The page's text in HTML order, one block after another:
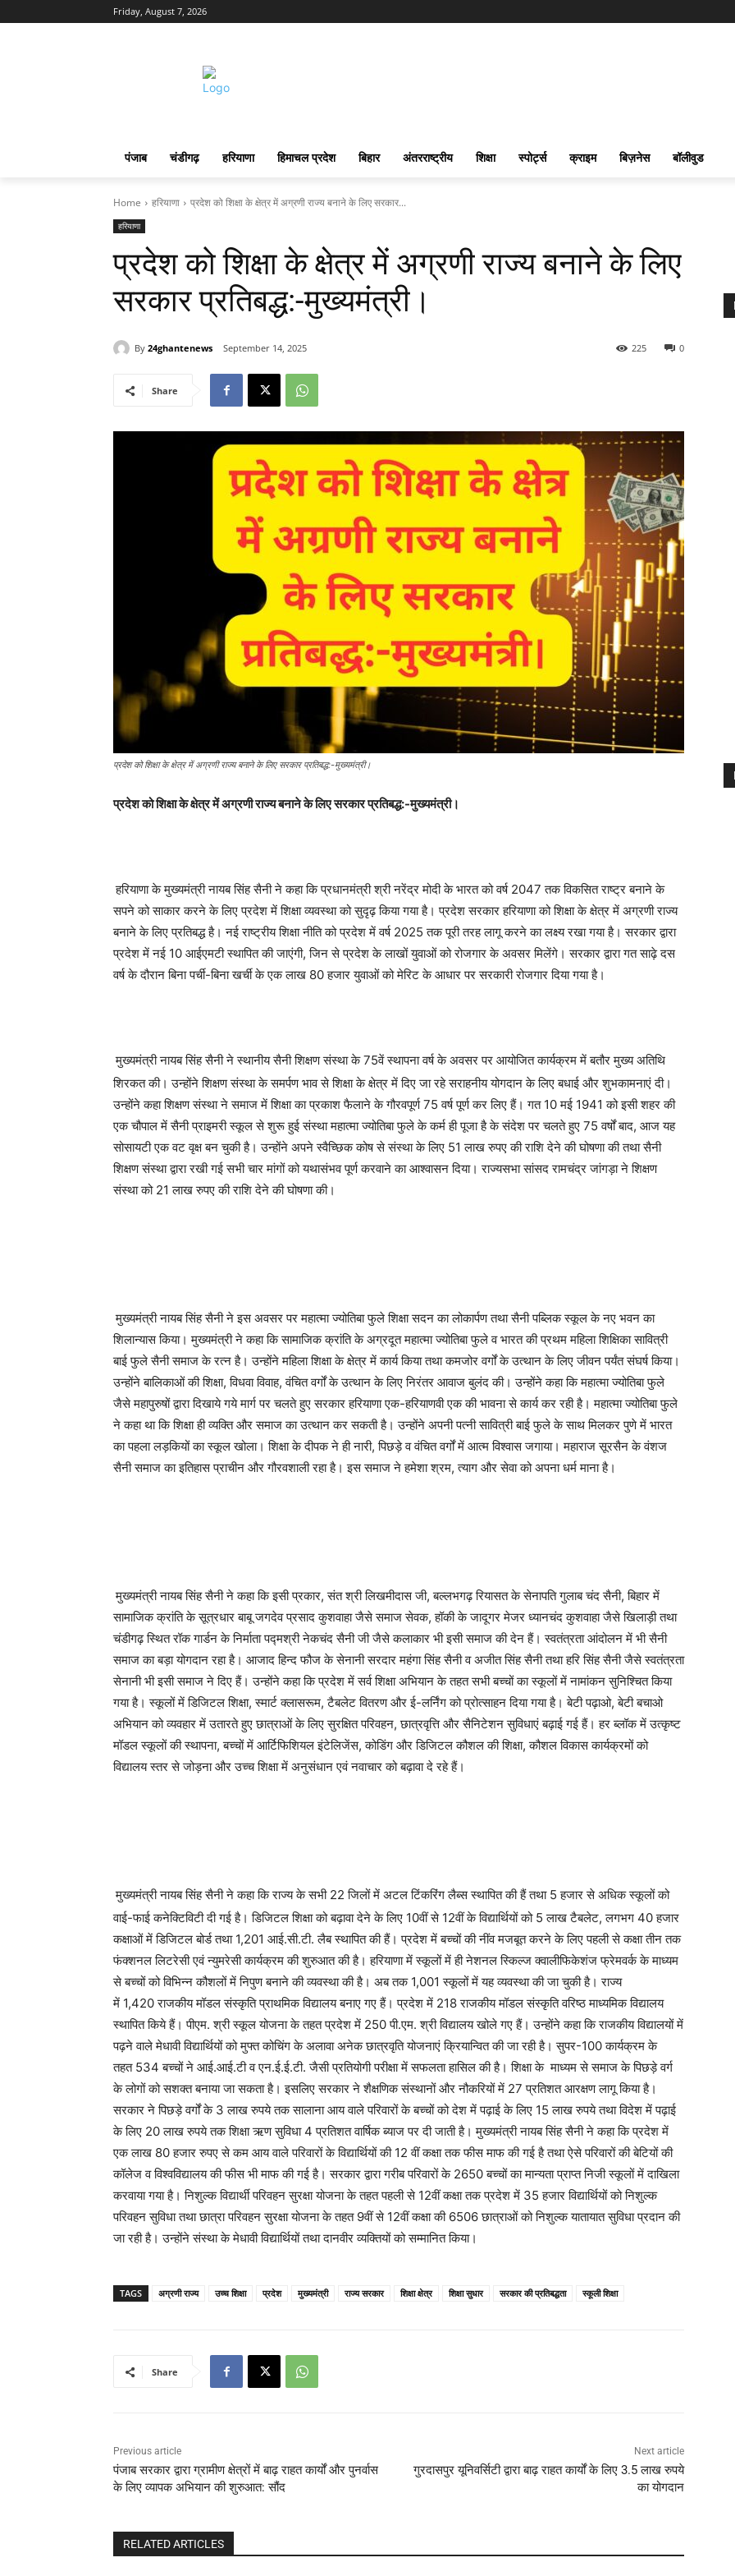
Friday, August 7, 2026
पंजाब चंडीगढ़ हरियाणा हिमाचल प्रदेश बिहार अंतरराष्ट्रीय शिक्षा स्पोर्ट्स क्राइम बिज़नेस बॉलीवुड
Home हरियाणा प्रदेश को शिक्षा के क्षेत्र में अग्रणी राज्य बनाने के लिए सरकार...
हरियाणा
प्रदेश को शिक्षा के क्षेत्र में अग्रणी राज्य बनाने के लिए
सरकार प्रतिबद्ध:-मुख्यमंत्री।
By 24ghantenews September 14, 2025 0
225
Share
प्रदेश को शिक्षा के क्षेत्र में अग्रणी राज्य बनाने के लिए सरकार प्रतिबद्ध:-मुख्यमंत्री।
प्रदेश को शिक्षा के क्षेत्र में अग्रणी राज्य बनाने के लिए सरकार प्रतिबद्ध:-मुख्यमंत्री।
हरियाणा के मुख्यमंत्री नायब सिंह सैनी ने कहा कि प्रधानमंत्री श्री नरेंद्र मोदी के भारत को वर्ष 2047 तक विकसित राष्ट्र बनाने के
सपने को साकार करने के लिए प्रदेश में शिक्षा व्यवस्था को सुदृढ़ किया गया है। प्रदेश सरकार हरियाणा को शिक्षा के क्षेत्र में अग्रणी राज्य
बनाने के लिए प्रतिबद्ध है। नई राष्ट्रीय शिक्षा नीति को प्रदेश में वर्ष 2025 तक पूरी तरह लागू करने का लक्ष्य रखा गया है। सरकार द्वारा
प्रदेश में नई 10 आईएमटी स्थापित की जाएंगी, जिन से प्रदेश के लाखों युवाओं को रोजगार के अवसर मिलेंगे। सरकार द्वारा गत साढ़े दस
वर्ष के दौरान बिना पर्ची-बिना खर्ची के एक लाख 80 हजार युवाओं को मेरिट के आधार पर सरकारी रोजगार दिया गया है।
मुख्यमंत्री नायब सिंह सैनी ने स्थानीय सैनी शिक्षण संस्था के 75वें स्थापना वर्ष के अवसर पर आयोजित कार्यक्रम में बतौर मुख्य अतिथि
शिरकत की। उन्होंने शिक्षण संस्था के समर्पण भाव से शिक्षा के क्षेत्र में दिए जा रहे सराहनीय योगदान के लिए बधाई और शुभकामनाएं दी।
उन्होंने कहा शिक्षण संस्था ने समाज में शिक्षा का प्रकाश फैलाने के गौरवपूर्ण 75 वर्ष पूर्ण कर लिए हैं। गत 10 मई 1941 को इसी शहर की
एक चौपाल में सैनी प्राइमरी स्कूल से शुरू हुई संस्था महात्मा ज्योतिबा फुले के कर्म ही पूजा है के संदेश पर चलते हुए 75 वर्षों बाद, आज यह
सोसायटी एक वट वृक्ष बन चुकी है। उन्होंने अपने स्वैच्छिक कोष से संस्था के लिए 51 लाख रुपए की राशि देने की घोषणा की तथा सैनी
शिक्षण संस्था द्वारा रखी गई सभी चार मांगों को यथासंभव पूर्ण करवाने का आश्वासन दिया। राज्यसभा सांसद रामचंद्र जांगड़ा ने शिक्षण
संस्था को 21 लाख रुपए की राशि देने की घोषणा की।
मुख्यमंत्री नायब सिंह सैनी ने इस अवसर पर महात्मा ज्योतिबा फुले शिक्षा सदन का लोकार्पण तथा सैनी पब्लिक स्कूल के नए भवन का
शिलान्यास किया। मुख्यमंत्री ने कहा कि सामाजिक क्रांति के अग्रदूत महात्मा ज्योतिबा फुले व भारत की प्रथम महिला शिक्षिका सावित्री
बाई फुले सैनी समाज के रत्न है। उन्होंने महिला शिक्षा के क्षेत्र में कार्य किया तथा कमजोर वर्गों के उत्थान के लिए जीवन पर्यंत संघर्ष किया।
उन्होंने बालिकाओं की शिक्षा, विधवा विवाह, वंचित वर्गों के उत्थान के लिए निरंतर आवाज बुलंद की। उन्होंने कहा कि महात्मा ज्योतिबा फुले
जैसे महापुरुषों द्वारा दिखाये गये मार्ग पर चलते हुए सरकार हरियाणा एक-हरियाणवी एक की भावना से कार्य कर रही है। महात्मा ज्योतिबा फुले
ने कहा था कि शिक्षा ही व्यक्ति और समाज का उत्थान कर सकती है। उन्होंने अपनी पत्नी सावित्री बाई फुले के साथ मिलकर पुणे में भारत
का पहला लड़कियों का स्कूल खोला। शिक्षा के दीपक ने ही नारी, पिछड़े व वंचित वर्गों में आत्म विश्वास जगाया। महाराज सूरसैन के वंशज
सैनी समाज का इतिहास प्राचीन और गौरवशाली रहा है। इस समाज ने हमेशा श्रम, त्याग और सेवा को अपना धर्म माना है।
मुख्यमंत्री नायब सिंह सैनी ने कहा कि इसी प्रकार, संत श्री लिखमीदास जी, बल्लभगढ़ रियासत के सेनापति गुलाब चंद सैनी, बिहार में
सामाजिक क्रांति के सूत्रधार बाबू जगदेव प्रसाद कुशवाहा जैसे समाज सेवक, हॉकी के जादूगर मेजर ध्यानचंद कुशवाहा जैसे खिलाड़ी तथा
चंडीगढ़ स्थित रॉक गार्डन के निर्माता पद्मश्री नेकचंद सैनी जी जैसे कलाकार भी इसी समाज की देन हैं। स्वतंत्रता आंदोलन में भी सैनी
समाज का बड़ा योगदान रहा है। आजाद हिन्द फौज के सेनानी सरदार महंगा सिंह सैनी व अजीत सिंह सैनी तथा हरि सिंह सैनी जैसे स्वतंत्रता
सेनानी भी इसी समाज ने दिए हैं। उन्होंने कहा कि प्रदेश में सर्व शिक्षा अभियान के तहत सभी बच्चों का स्कूलों में नामांकन सुनिश्चित किया
गया है। स्कूलों में डिजिटल शिक्षा, स्मार्ट क्लासरूम, टैबलेट वितरण और ई-लर्निंग को प्रोत्साहन दिया गया है। बेटी पढ़ाओ, बेटी बचाओ
अभियान को व्यवहार में उतारते हुए छात्राओं के लिए सुरक्षित परिवहन, छात्रवृत्ति और सैनिटेशन सुविधाएं बढ़ाई गई हैं। हर ब्लॉक में उत्कृष्ट
मॉडल स्कूलों की स्थापना, बच्चों में आर्टिफिशियल इंटेलिजेंस, कोडिंग और डिजिटल कौशल की शिक्षा, कौशल विकास कार्यक्रमों को
विद्यालय स्तर से जोड़ना और उच्च शिक्षा में अनुसंधान एवं नवाचार को बढ़ावा दे रहे हैं।
मुख्यमंत्री नायब सिंह सैनी ने कहा कि राज्य के सभी 22 जिलों में अटल टिंकरिंग लैब्स स्थापित की हैं तथा 5 हजार से अधिक स्कूलों को
वाई-फाई कनेक्टिविटी दी गई है। डिजिटल शिक्षा को बढ़ावा देने के लिए 10वीं से 12वीं के विद्यार्थियों को 5 लाख टैबलेट, लगभग 40 हजार
कक्षाओं में डिजिटल बोर्ड तथा 1,201 आई.सी.टी. लैब स्थापित की हैं। प्रदेश में बच्चों की नींव मजबूत करने के लिए पहली से कक्षा तीन तक
फंक्शनल लिटरेसी एवं न्युमरेसी कार्यक्रम की शुरुआत की है। हरियाणा में स्कूलों में ही नेशनल स्किल्ज क्वालीफिकेशंज फ्रेमवर्क के माध्यम
से बच्चों को विभिन्न कौशलों में निपुण बनाने की व्यवस्था की है। अब तक 1,001 स्कूलों में यह व्यवस्था की जा चुकी है। राज्य
में 1,420 राजकीय मॉडल संस्कृति प्राथमिक विद्यालय बनाए गए हैं। प्रदेश में 218 राजकीय मॉडल संस्कृति वरिष्ठ माध्यमिक विद्यालय
स्थापित किये हैं। पीएम. श्री स्कूल योजना के तहत प्रदेश में 250 पी.एम. श्री विद्यालय खोले गए हैं। उन्होंने कहा कि राजकीय विद्यालयों में
पढ़ने वाले मेधावी विद्यार्थियों को मुफ्त कोचिंग के अलावा अनेक छात्रवृति योजनाएं क्रियान्वित की जा रही है। सुपर-100 कार्यक्रम के
तहत 534 बच्चों ने आई.आई.टी व एन.ई.ई.टी. जैसी प्रतियोगी परीक्षा में सफलता हासिल की है। शिक्षा के माध्यम से समाज के पिछड़े वर्ग
के लोगों को सशक्त बनाया जा सकता है। इसलिए सरकार ने शैक्षणिक संस्थानों और नौकरियों में 27 प्रतिशत आरक्षण लागू किया है।
सरकार ने पिछड़े वर्गों के 3 लाख रुपये तक सालाना आय वाले परिवारों के बच्चों को देश में पढ़ाई के लिए 15 लाख रुपये तथा विदेश में पढ़ाई
के लिए 20 लाख रुपये तक शिक्षा ऋण सुविधा 4 प्रतिशत वार्षिक ब्याज पर दी जाती है। मुख्यमंत्री नायब सिंह सैनी ने कहा कि प्रदेश में
एक लाख 80 हजार रुपए से कम आय वाले परिवारों के विद्यार्थियों की 12 वीं कक्षा तक फीस माफ की गई है तथा ऐसे परिवारों की बेटियों की
कॉलेज व विश्वविद्यालय की फीस भी माफ की गई है। सरकार द्वारा गरीब परिवारों के 2650 बच्चों का मान्यता प्राप्त निजी स्कूलों में दाखिला
करवाया गया है। निशुल्क विद्यार्थी परिवहन सुरक्षा योजना के तहत पहली से 12वीं कक्षा तक प्रदेश में 35 हजार विद्यार्थियों को निशुल्क
परिवहन सुविधा तथा छात्रा परिवहन सुरक्षा योजना के तहत 9वीं से 12वीं कक्षा की 6506 छात्राओं को निशुल्क यातायात सुविधा प्रदान की
जा रही है। उन्होंने संस्था के मेधावी विद्यार्थियों तथा दानवीर व्यक्तियों को सम्मानित किया।
TAGS अग्रणी राज्य उच्च शिक्षा प्रदेश मुख्यमंत्री राज्य सरकार शिक्षा क्षेत्र शिक्षा सुधार सरकार की प्रतिबद्धता स्कूली शिक्षा
Share
Previous article
पंजाब सरकार द्वारा ग्रामीण क्षेत्रों में बाढ़ राहत कार्यों और पुनर्वास
के लिए व्यापक अभियान की शुरुआत: सौंद
Next article
गुरदासपुर यूनिवर्सिटी द्वारा बाढ़ राहत कार्यों के लिए 3.5 लाख रुपये
का योगदान
RELATED ARTICLES